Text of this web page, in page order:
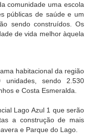
comunidade uma escola
públicas de saúde e um
sendo construídos. Os
de vida melhor àquela
habitacional da região
sendo 2.530
e Costa Esmeralda.
Lago Azul 1 que serão
a construção de mais
e Parque do Lago.